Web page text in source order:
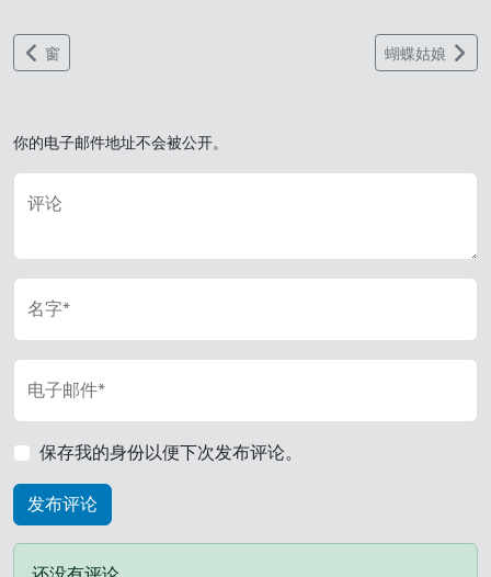
窗 蝴蝶姑娘
你的电子邮件地址不会被公开。
评论
名字*
电子邮件*
保存我的身份以便下次发布评论。